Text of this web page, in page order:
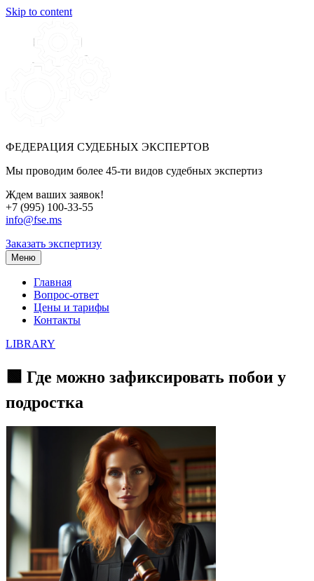
Skip to content
ФЕДЕРАЦИЯ СУДЕБНЫХ ЭКСПЕРТОВ
Мы проводим более 45-ти видов судебных экспертиз
Ждем ваших заявок!
+7 (995) 100-33-55
info@fse.ms
Заказать экспертизу
Меню
Главная
Вопрос-ответ
Цены и тарифы
Контакты
LIBRARY
🟩 Где можно зафиксировать побои у
подростка